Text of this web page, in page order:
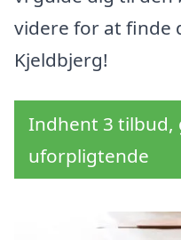
videre for at finde
Kjeldbjerg!
Indhent 3 tilbud,
uforpligtende